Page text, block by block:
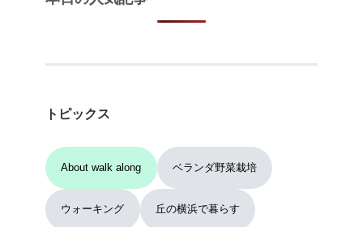
トピックス
About walk along ベランダ野菜栽培
ウォーキング 丘の横浜で暮らす